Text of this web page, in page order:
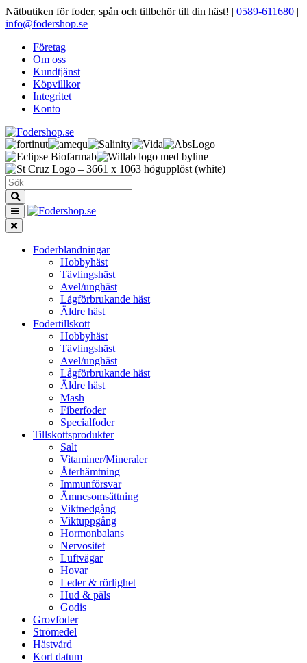
Nätbutiken för foder, spån och tillbehör till din häst! | 0589-611680 |
info@fodershop.se
Företag
Om oss
Kundtjänst
Köpvillkor
Integritet
Konto
Foderblandningar
Hobbyhäst
Tävlingshäst
Avel/unghäst
Lågförbrukande häst
Äldre häst
Fodertillskott
Hobbyhäst
Tävlingshäst
Avel/unghäst
Lågförbrukande häst
Äldre häst
Mash
Fiberfoder
Specialfoder
Tillskottsprodukter
Salt
Vitaminer/Mineraler
Återhämtning
Immunförsvar
Ämnesomsättning
Viktnedgång
Viktuppgång
Hormonbalans
Nervositet
Luftvägar
Hovar
Leder & rörlighet
Hud & päls
Godis
Grovfoder
Strömedel
Hästvård
Kort datum